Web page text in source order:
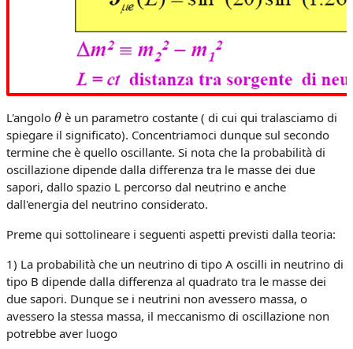
L'angolo θè un parametro costante ( di cui qui tralasciamo di
spiegare il significato). Concentriamoci dunque sul secondo
termine che è quello oscillante. Si nota che la probabilità di
oscillazione dipende dalla differenza tra le masse dei due
sapori, dallo spazio L percorso dal neutrino e anche
dall'energia del neutrino considerato.
Preme qui sottolineare i seguenti aspetti previsti dalla teoria:
1) La probabilità che un neutrino di tipo A oscilli in neutrino di
tipo B dipende dalla differenza al quadrato tra le masse dei
due sapori. Dunque se i neutrini non avessero massa, o
avessero la stessa massa, il meccanismo di oscillazione non
potrebbe aver luogo